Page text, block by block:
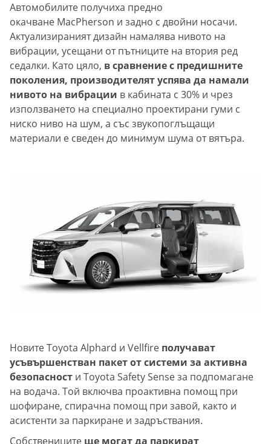
Автомобилите получиха предно
окачване MacPherson и задно с двойни носачи.
Актуализираният дизайн намалява нивото на
вибрации, усещани от пътниците на втория ред
седалки. Като цяло, в сравнение с предишните
поколения, производителят успява да намали
нивото на вибрации в кабината с 30% и чрез
използването на специално проектирани гуми с
ниско ниво на шум, а със звукопоглъщащи
материали е сведен до минимум шума от вятъра.
Новите Toyota Alphard и Vellfire получават
усъвършенстван пакет от системи за активна
безопасност и Toyota Safety Sense за подпомагане
на водача. Той включва проактивна помощ при
шофиране, спирачна помощ при завой, както и
асистенти за паркиране и задръствания.
Собствениците ще могат да паркират